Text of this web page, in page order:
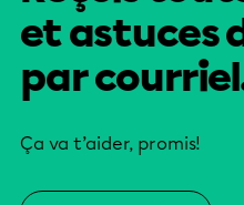
et astuces
par
Ça va t’aider, promis!